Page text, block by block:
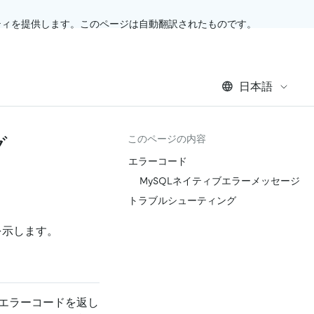
提供します。このページは自動翻訳されたものです。
日本語
します。
ラーコードを返し
このページの内容
エラーコード
MySQLネイティブエラーメッセージ
トラブルシューティング